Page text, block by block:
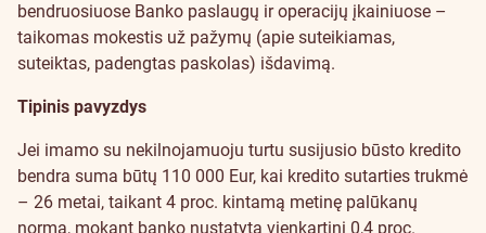
bendruosiuose Banko paslaugų ir operacijų įkainiuose –
taikomas mokestis už pažymų (apie suteikiamas,
suteiktas, padengtas paskolas) išdavimą.
Tipinis pavyzdys
Jei imamo su nekilnojamuoju turtu susijusio būsto kredito
bendra suma būtų 110 000 Eur, kai kredito sutarties trukmė
– 26 metai, taikant 4 proc. kintamą metinę palūkanų
normą, mokant banko nustatytą vienkartinį 0,4 proc.